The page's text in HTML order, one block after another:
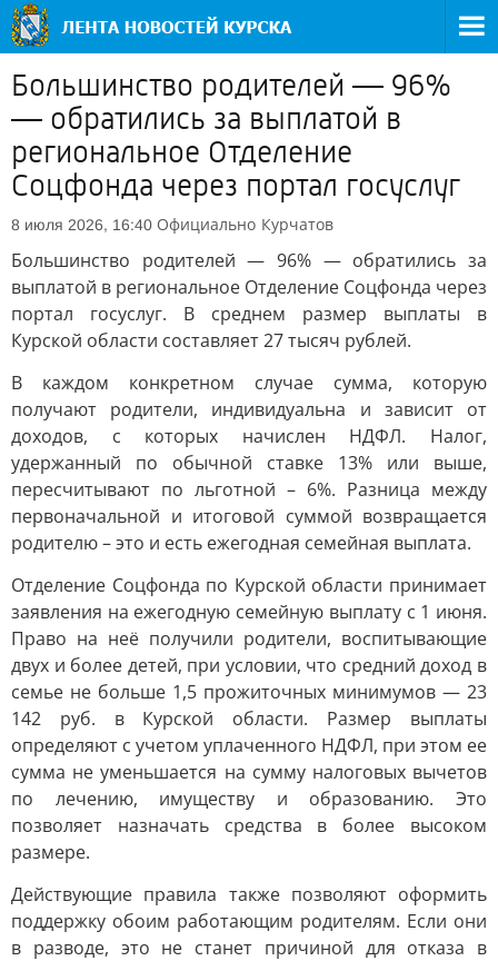
Большинство родителей — 96%
— обратились за выплатой в
региональное Отделение
Соцфонда через портал госуслуг
8 июля 2026, 16:40 Официально Курчатов
Большинство родителей — 96% — обратились за
выплатой в региональное Отделение Соцфонда через
портал госуслуг. В среднем размер выплаты в
Курской области составляет 27 тысяч рублей.
В каждом конкретном случае сумма, которую
получают родители, индивидуальна и зависит от
доходов, с которых начислен НДФЛ. Налог,
удержанный по обычной ставке 13% или выше,
пересчитывают по льготной – 6%. Разница между
первоначальной и итоговой суммой возвращается
родителю – это и есть ежегодная семейная выплата.
Отделение Соцфонда по Курской области принимает
заявления на ежегодную семейную выплату с 1 июня.
Право на неё получили родители, воспитывающие
двух и более детей, при условии, что средний доход в
семье не больше 1,5 прожиточных минимумов — 23
142 руб. в Курской области. Размер выплаты
определяют с учетом уплаченного НДФЛ, при этом ее
сумма не уменьшается на сумму налоговых вычетов
по лечению, имуществу и образованию. Это
позволяет назначать средства в более высоком
размере.
Действующие правила также позволяют оформить
поддержку обоим работающим родителям. Если они
в разводе, это не станет причиной для отказа в